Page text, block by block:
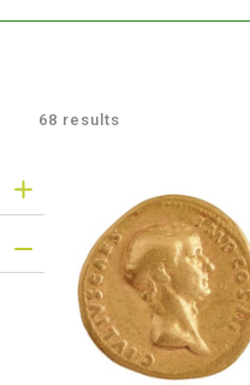
68 results